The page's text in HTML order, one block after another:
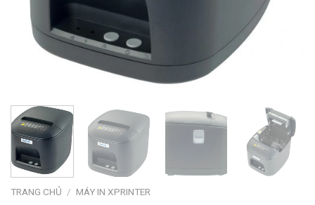
TRANG CHỦ / MÁY IN XPRINTER